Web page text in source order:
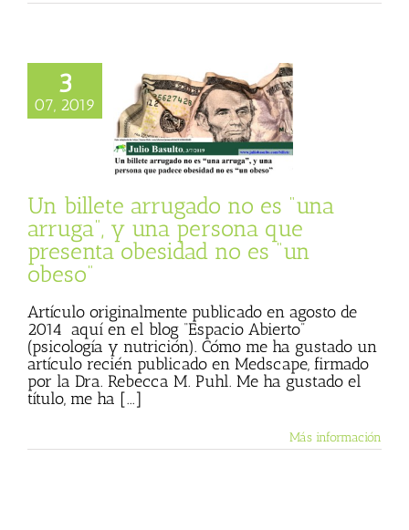
3
07, 2019
arrugado no es
y una
que presenta
BasultoUn billete arrugado no es “una
arruga”, y una persona que
presenta obesidad no es “un
obeso”
Artículo originalmente publicado en agosto de
2014 aquí en el blog “Espacio Abierto”
(psicología y nutrición). Cómo me ha gustado un
artículo recién publicado en Medscape, firmado
por la Dra. Rebecca M. Puhl. Me ha gustado el
título, me ha [...]
Más información